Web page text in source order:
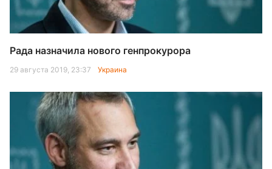
Рада назначила нового генпрокурора
29 августа 2019, 23:37 Украина